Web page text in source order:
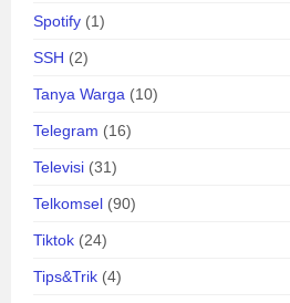
Spotify (1)
SSH (2)
Tanya Warga (10)
Telegram (16)
Televisi (31)
Telkomsel (90)
Tiktok (24)
Tips&Trik (4)